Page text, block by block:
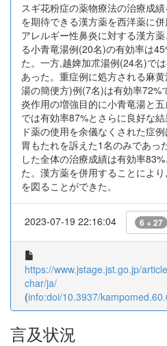
スギ花粉症の薬物療法の治療成
を期待できる漢方薬を西洋薬に併
アレルギー性鼻炎に対する漢方
る小青竜湯例(20名)の有効率は
た。一方,越婢加朮湯例(24名)で
あった。重症例に処方される麻
湯の簡便方)例(7名)は有効率72%
炎作用の増強目的に小青竜湯と
では有効率87%とさらに良好な
ド薬の使用を余儀なくされた症
胃もたれを訴えた1名のみであっ
した全体の治療成績は有効率
た。漢方薬を併用することによ
を図ることができた。
2023-07-19 22:16:04 6 + 27
https://www.jstage.jst.go.jp/
char/ja/
(info:doi/10.3937/
言及状況